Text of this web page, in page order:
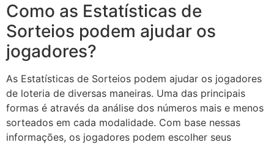
Como as Estatísticas de
Sorteios podem ajudar os
jogadores?
As Estatísticas de Sorteios podem ajudar os jogadores
de loteria de diversas maneiras. Uma das principais
formas é através da análise dos números mais e menos
sorteados em cada modalidade. Com base nessas
informações, os jogadores podem escolher seus